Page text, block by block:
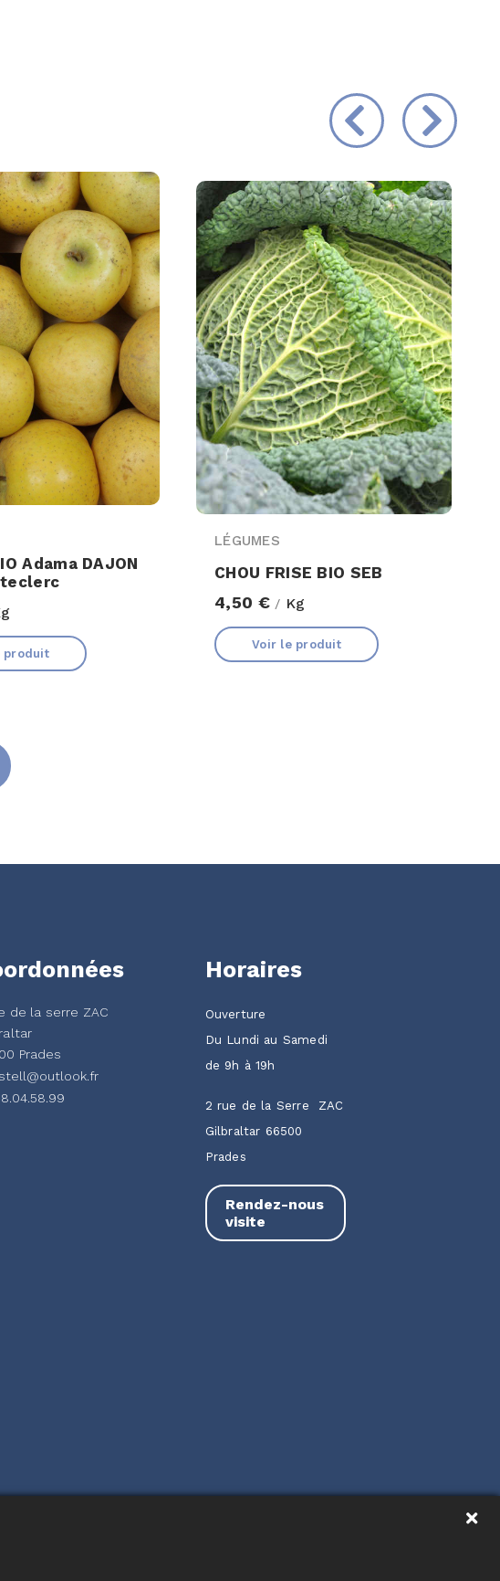
Adama DAJON
produit
LÉGUMES
CHOU FRISE BIO SEB
4,50 € / Kg
Voir le produit
de la serre ZAC
Prades
Horaires
Ouverture
Du Lundi au Samedi
de 9h à 19h
2 rue de la Serre ZAC
Gilbraltar 66500
Prades
Rendez-nous
visite